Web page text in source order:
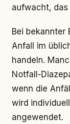
aufwacht,
Bei bekannter
Anfall im
handeln.
Notfall-
wenn die
wird
angewendet.